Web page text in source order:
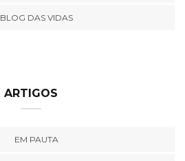
BLOG DAS VIDAS
ARTIGOS
EM PAUTA